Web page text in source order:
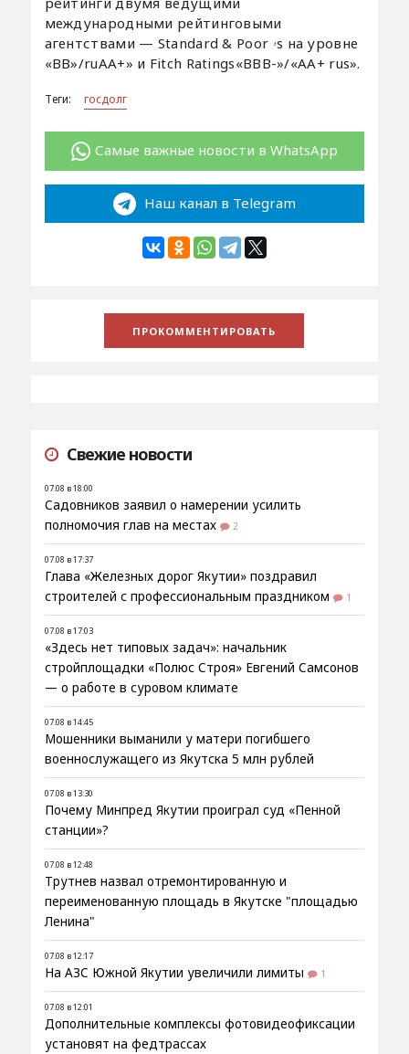
международными рейтинговыми
агентствами — Standard & Poor ۥs на уровне
«ВВ»/ruАА+» и Fitch Ratings«BBB-»/«AA+ rus».
Теги: госдолг
Самые важные новости в WhatsApp
Наш канал в Telegram
Свежие новости
07.08 в 18:00
Садовников заявил о намерении усилить
полномочия глав на местах
2
07.08 в 17:37
Глава «Железных дорог Якутии» поздравил
строителей с профессиональным праздником
1
07.08 в 17:03
«Здесь нет типовых задач»: начальник
стройплощадки «Полюс Строя» Евгений Самсонов
— о работе в суровом климате
07.08 в 14:45
Мошенники выманили у матери погибшего
военнослужащего из Якутска 5 млн рублей
07.08 в 13:30
Почему Минпред Якутии проиграл суд «Пенной
станции»?
07.08 в 12:48
Трутнев назвал отремонтированную и
переименованную площадь в Якутске "площадью
Ленина"
07.08 в 12:17
На АЗС Южной Якутии увеличили лимиты 1
07.08 в 12:01
Дополнительные комплексы фотовидеофиксации
установят на федтрассах